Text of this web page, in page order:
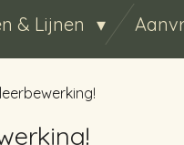
& Lijnen